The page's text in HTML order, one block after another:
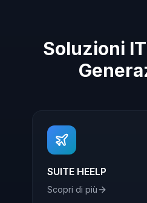
Soluzioni
SUITE HEELP
Scopri di più